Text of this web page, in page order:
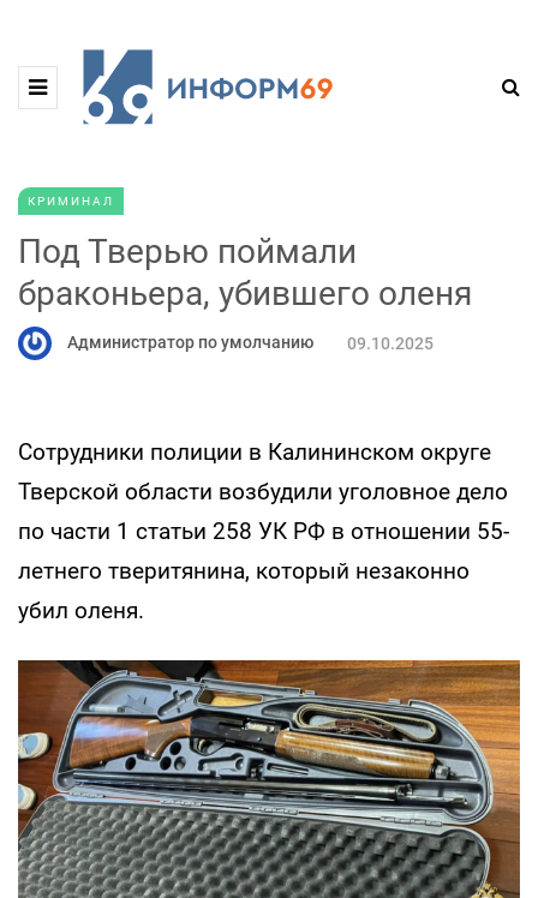
КРИМИНАЛ
Под Тверью поймали
браконьера, убившего оленя
Администратор по умолчанию 09.10.2025
Сотрудники полиции в Калининском округе
Тверской области возбудили уголовное дело
по части 1 статьи 258 УК РФ в отношении 55-
летнего тверитянина, который незаконно
убил оленя.